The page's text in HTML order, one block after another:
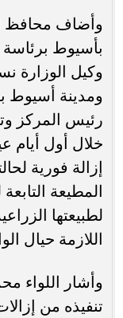
وأضاف محافظ
بأسيوط
وكيل الوزارة
ومدينة أسيوط
رئيس المركز
خلال أول أيام
إزالة فورية
المطيعة
لطبيعتها
اللازمة حيال
وأشار اللواء